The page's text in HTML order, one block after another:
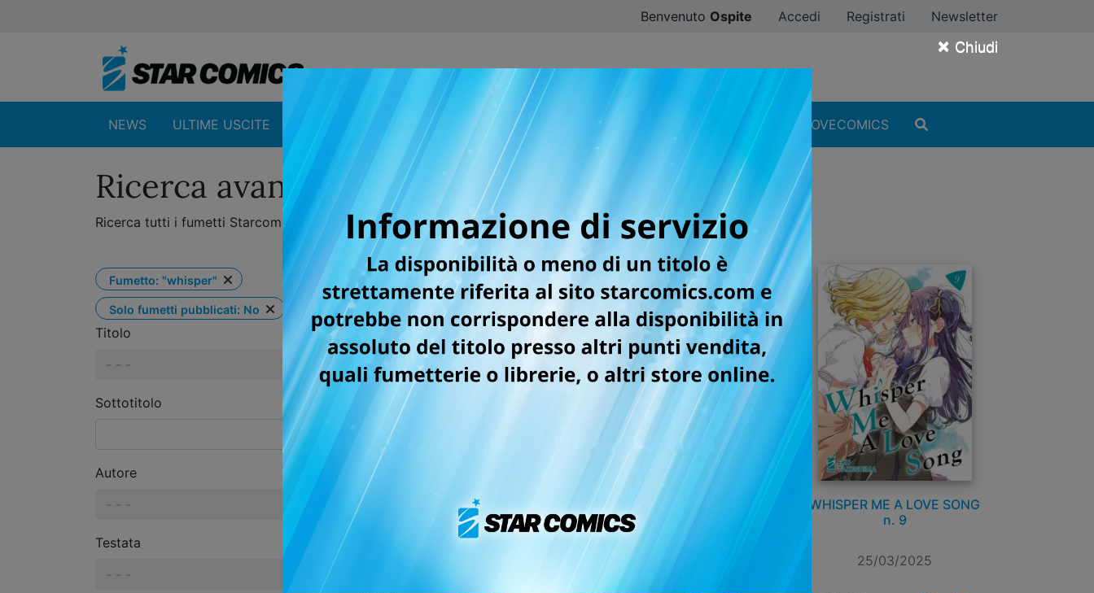
× Chiudi
Benvenuto Ospite Accedi Registrati Newsletter
NEWS ULTIME USCITE CATALOGO SFOGLIA ONLINE DIGISTAR #ILOVEMANGA #ILOVECOMICS
Ricerca avanzata fumetti
Ricerca tutti i fumetti Starcomics per titolo, categoria, sottocategoria, autore oppure testata.
Fumetto: "whisper" Rimuovi filtro
Solo fumetti pubblicati: No
Rimuovi filtro
Titolo
- - -
Sottotitolo
Autore
- - -
Testata
- - -
WHISPER ME A LOVE SONG
n. 11
WHISPER ME A LOVE SONG
n. 10
26/08/2025
WHISPER ME A LOVE SONG
n. 9
25/03/2025